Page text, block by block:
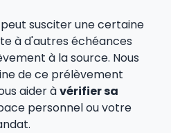
susciter une certaine
à d'autres échéances
à la source. Nous
de ce prélèvement
aider àvérifier sa
personnel ou votre